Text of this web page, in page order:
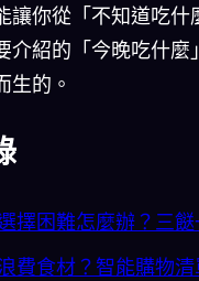
讓你從「不知道吃
介紹的「今晚吃什
生的。
擇困難怎麼辦？三
費食材？智能購物